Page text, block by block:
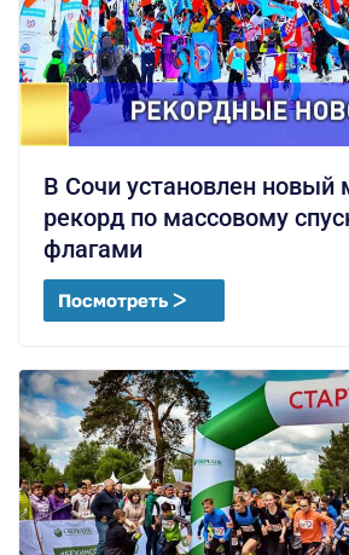
В Сочи установлен новый
рекорд по массовому
флагами
Посмотреть ᐳ